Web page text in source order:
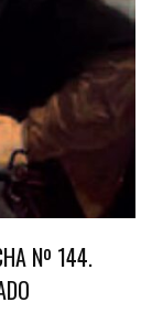
Nº 144.